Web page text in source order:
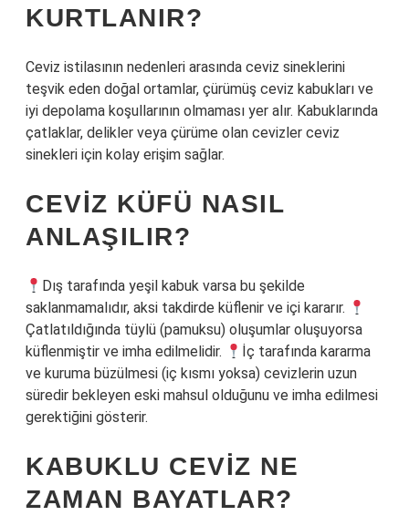
KURTLANIR?
Ceviz istilasının nedenleri arasında ceviz sineklerini
teşvik eden doğal ortamlar, çürümüş ceviz kabukları ve
iyi depolama koşullarının olmaması yer alır. Kabuklarında
çatlaklar, delikler veya çürüme olan cevizler ceviz
sinekleri için kolay erişim sağlar.
CEVIZ KÜFÜ NASIL
ANLAŞILIR?
Dış tarafında yeşil kabuk varsa bu şekilde
saklanmamalıdır, aksi takdirde küflenir ve içi kararır.
Çatlatıldığında tüylü (pamuksu) oluşumlar oluşuyorsa
küflenmiştir ve imha edilmelidir.
İç tarafında kararma
ve kuruma büzülmesi (iç kısmı yoksa) cevizlerin uzun
süredir bekleyen eski mahsul olduğunu ve imha edilmesi
gerektiğini gösterir.
KABUKLU CEVIZ NE
ZAMAN BAYATLAR?